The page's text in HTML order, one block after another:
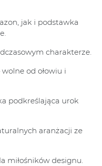
jak i podstawka
charakterze.
wolne od ołowiu i
podkreślająca urok
aranżacji ze
miłośników designu.